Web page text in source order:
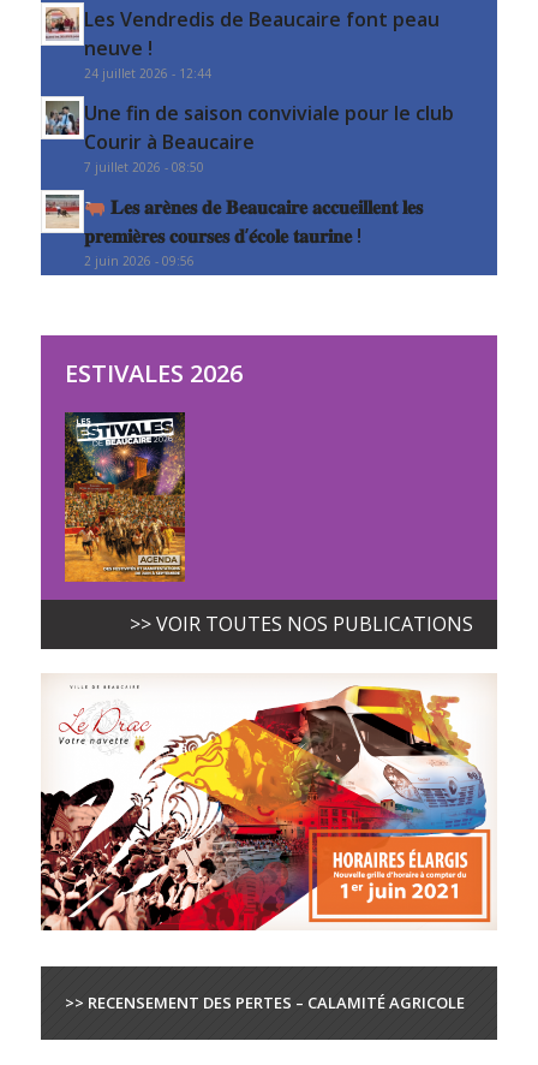
Les Vendredis de Beaucaire font peau
neuve !
24 juillet 2026 - 12:44
Une fin de saison conviviale pour le club
Courir à Beaucaire
7 juillet 2026 - 08:50
𝐋𝐞𝐬 𝐚𝐫𝐞̀𝐧𝐞𝐬 𝐝𝐞 𝐁𝐞𝐚𝐮𝐜𝐚𝐢𝐫𝐞 𝐚𝐜𝐜𝐮𝐞𝐢𝐥𝐥𝐞𝐧𝐭 𝐥𝐞𝐬
𝐩𝐫𝐞𝐦𝐢𝐞̀𝐫𝐞𝐬 𝐜𝐨𝐮𝐫𝐬𝐞𝐬 𝐝’𝐞́𝐜𝐨𝐥𝐞 𝐭𝐚𝐮𝐫𝐢𝐧𝐞 !
2 juin 2026 - 09:56
ESTIVALES 2026
>> VOIR TOUTES NOS PUBLICATIONS
>> RECENSEMENT DES PERTES – CALAMITÉ AGRICOLE